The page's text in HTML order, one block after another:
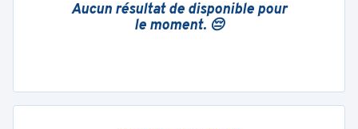
Aucun résultat de disponible pour
le moment. 😔